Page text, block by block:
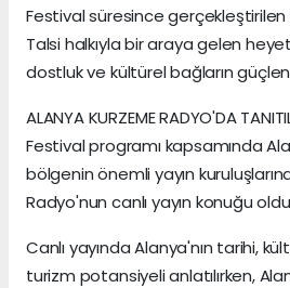
Festival süresince
Talsi halkıyla bir araya gelen
dostluk ve kültürel bağların
ALANYA KURZEME RADYO'DA
Festival programı kapsamında
bölgenin önemli yayın
Radyo'nun canlı yayın konuğu
Canlı yayında Alanya'nın tarihi,
turizm potansiyeli anlatılırken,